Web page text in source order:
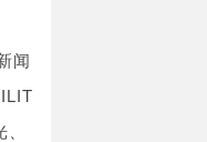
闻